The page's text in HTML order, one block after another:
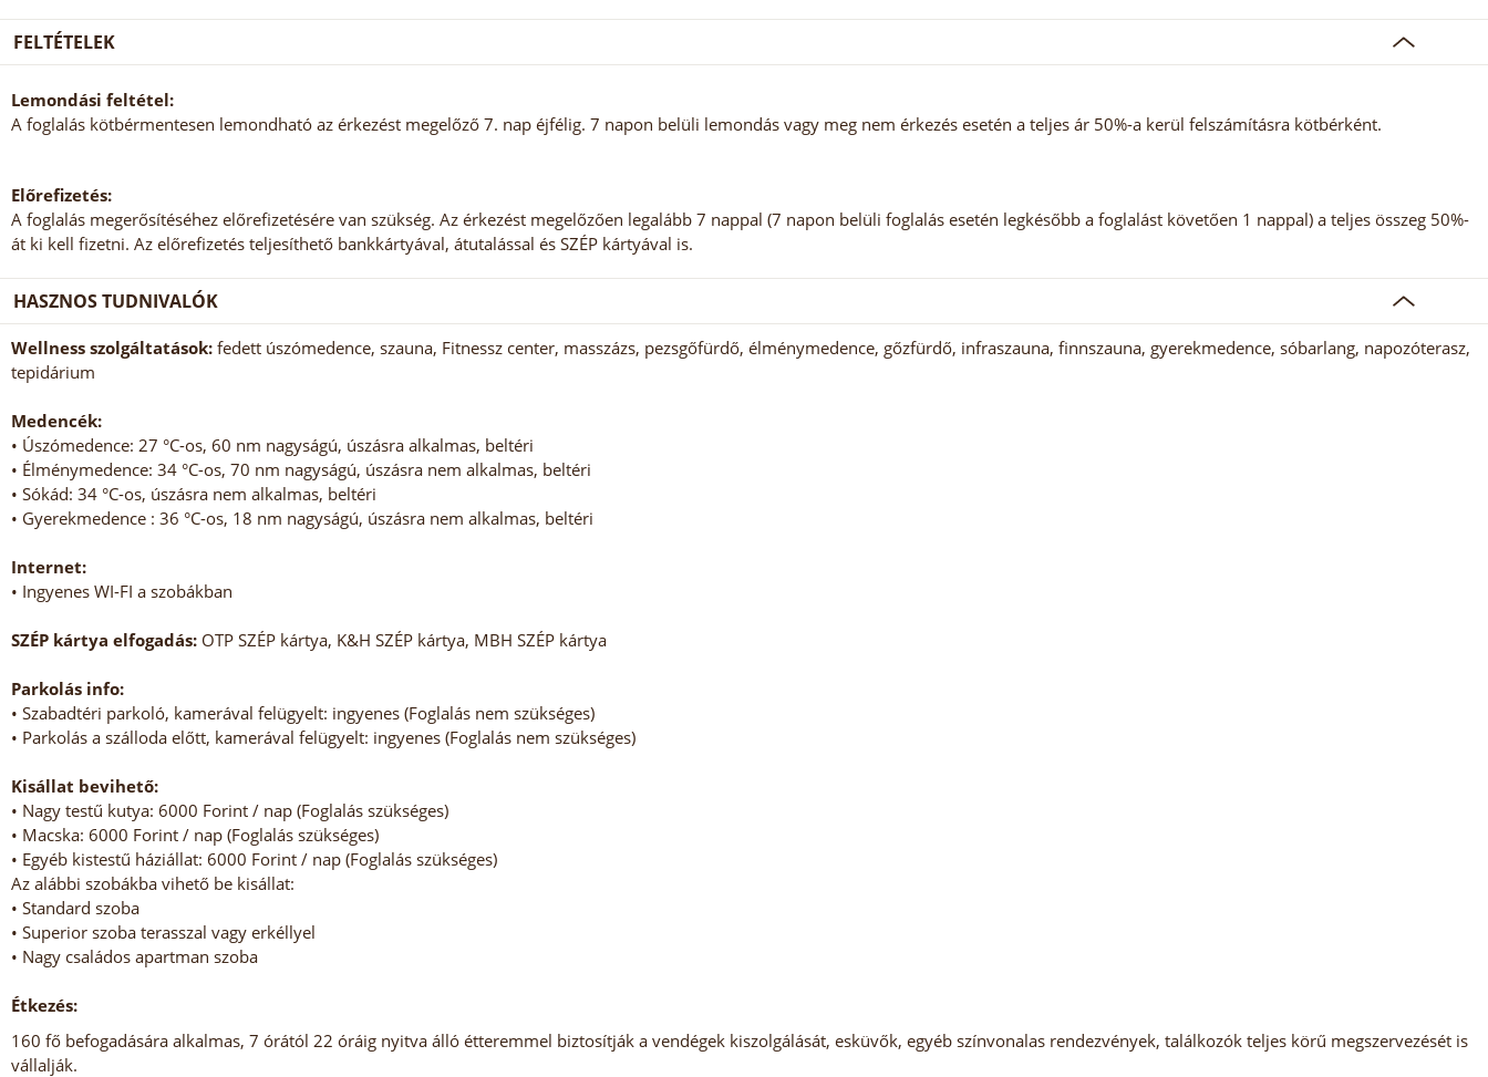
FELTÉTELEK
Lemondási feltétel:
A foglalás kötbérmentesen lemondható az érkezést megelőző 7. nap éjfélig. 7 napon belüli lemondás vagy meg nem érkezés esetén a teljes ár 50%-a kerül felszámításra kötbérként.
Előrefizetés:
A foglalás megerősítéséhez előrefizetésére van szükség. Az érkezést megelőzően legalább 7 nappal (7 napon belüli foglalás esetén legkésőbb a foglalást követően 1 nappal) a teljes összeg 50%-
át ki kell fizetni. Az előrefizetés teljesíthető bankkártyával, átutalással és SZÉP kártyával is.
HASZNOS TUDNIVALÓK
Wellness szolgáltatások: fedett úszómedence, szauna, Fitnessz center, masszázs, pezsgőfürdő, élménymedence, gőzfürdő, infraszauna, finnszauna, gyerekmedence, sóbarlang, napozóterasz,
tepidárium
Medencék:
• Úszómedence: 27 °C-os, 60 nm nagyságú, úszásra alkalmas, beltéri
• Élménymedence: 34 °C-os, 70 nm nagyságú, úszásra nem alkalmas, beltéri
• Sókád: 34 °C-os, úszásra nem alkalmas, beltéri
• Gyerekmedence : 36 °C-os, 18 nm nagyságú, úszásra nem alkalmas, beltéri
Internet:
• Ingyenes WI-FI a szobákban
SZÉP kártya elfogadás: OTP SZÉP kártya, K&H SZÉP kártya, MBH SZÉP kártya
Parkolás info:
• Szabadtéri parkoló, kamerával felügyelt: ingyenes (Foglalás nem szükséges)
• Parkolás a szálloda előtt, kamerával felügyelt: ingyenes (Foglalás nem szükséges)
Kisállat bevihető:
• Nagy testű kutya: 6000 Forint / nap (Foglalás szükséges)
• Macska: 6000 Forint / nap (Foglalás szükséges)
• Egyéb kistestű háziállat: 6000 Forint / nap (Foglalás szükséges)
Az alábbi szobákba vihető be kisállat:
• Standard szoba
• Superior szoba terasszal vagy erkéllyel
• Nagy családos apartman szoba
Étkezés:
160 fő befogadására alkalmas, 7 órától 22 óráig nyitva álló étteremmel biztosítják a vendégek kiszolgálását, esküvők, egyéb színvonalas rendezvények, találkozók teljes körű megszervezését is
vállalják.